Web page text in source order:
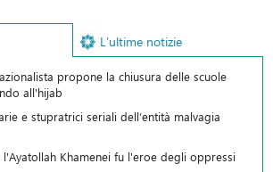
L’ultime notizie
propone la chiusura delle scuole
all'hijab
e stupratrici seriali dell’entità malvagia
l'Ayatollah Khamenei fu l'eroe degli oppressi